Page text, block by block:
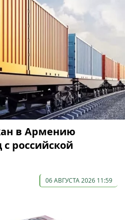
в Армению
российской
06 АВГУСТА 2026 11:59